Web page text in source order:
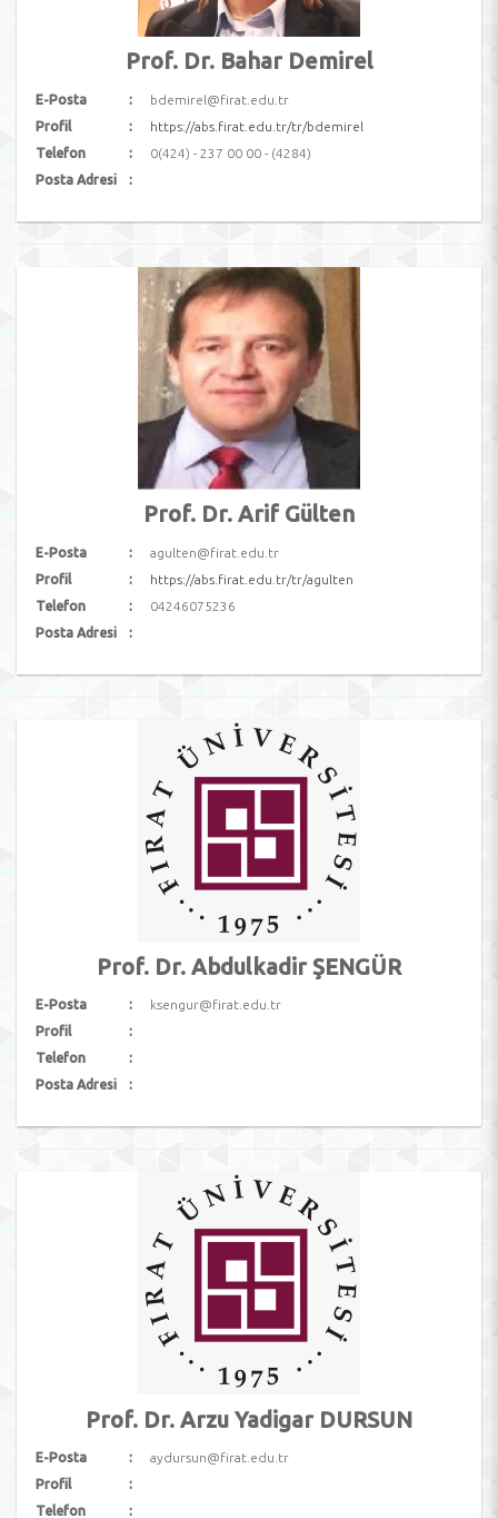
Prof. Dr. Bahar Demirel
E-Posta
bdemirel@firat.edu.tr
Profil
https://abs.firat.edu.tr/tr/bdemirel
Telefon
0(424) - 237 00 00 - (4284)
Posta Adresi
Prof. Dr. Arif Gülten
E-Posta
agulten@firat.edu.tr
Profil
https://abs.firat.edu.tr/tr/agulten
Telefon
04246075236
Posta Adresi
Prof. Dr. Abdulkadir ŞENGÜR
E-Posta
ksengur@firat.edu.tr
Profil
Telefon
Posta Adresi
Prof. Dr. Arzu Yadigar DURSUN
E-Posta
aydursun@firat.edu.tr
Profil
Telefon